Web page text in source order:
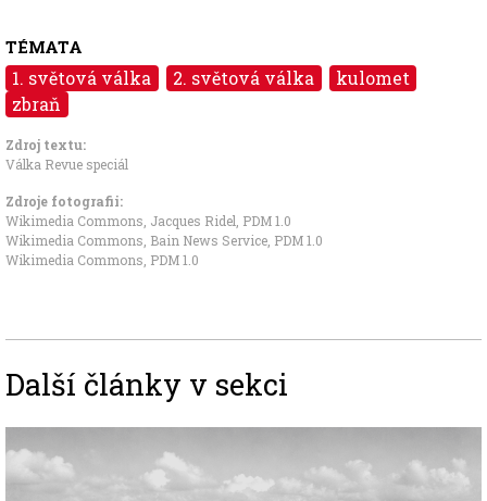
TÉMATA
1. světová válka 2. světová válka
kulomet
zbraň
Zdroj textu:
Válka Revue speciál
Zdroje fotografii:
Wikimedia Commons, Jacques Ridel PDM 1.0
Wikimedia Commons, Bain News Service PDM 1.0
Wikimedia Commons PDM 1.0
Další články v sekci